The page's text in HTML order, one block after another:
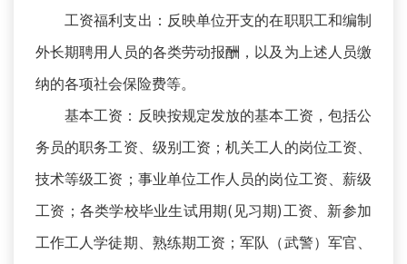
工资福利支出：反映单位开支的在职职工和编制
外长期聘用人员的各类劳动报酬，以及为上述人员缴
纳的各项社会保险费等。
基本工资：反映按规定发放的基本工资，包括公
务员的职务工资、级别工资；机关工人的岗位工资、
技术等级工资；事业单位工作人员的岗位工资、薪级
工资；各类学校毕业生试用期(见习期)工资、新参加
工作工人学徒期、熟练期工资；军队（武警）军官、